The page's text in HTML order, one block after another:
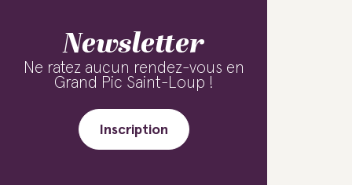
Newsletter
Ne ratez aucun rendez-vous en
Grand Pic Saint-Loup !
Inscription